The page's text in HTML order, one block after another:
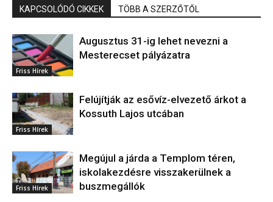
KAPCSOLÓDÓ CIKKEK TÖBB A SZERZŐTŐL
Friss Hírek
Augusztus 31-ig lehet nevezni a
Mesterecset pályázatra
Friss Hírek
Felújítják az esővíz-elvezető árkot a
Kossuth Lajos utcában
Friss Hírek
Megújul a járda a Templom téren,
iskolakezdésre visszakerülnek a
buszmegállók